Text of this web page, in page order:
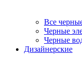
Все
Черные
Черные
Дизайнерские